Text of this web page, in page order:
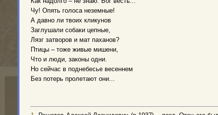
Чу! Опять голоса неземные!
А давно ли твоих кликунов
Заглушали собаки цепные,
Лязг затворов и мат паханов?
Птицы – тоже живые мишени,
Что и люди, законы одни.
Но сейчас в поднебесье весеннем
Без потерь пролетают они...